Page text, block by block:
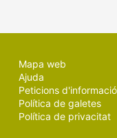
Mapa web
Ajuda
Peticions
Política de galetes
Política de privacitat